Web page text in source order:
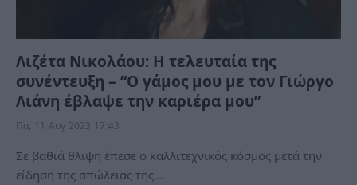
Λιζέτα Νικολάου: Η τελευταία της
συνέντευξη – “Ο γάμος μου με τον Γιώργο
Λιάνη έβλαψε την καριέρα μου”
Πα, 11 Αυγ 2023 17:43
Σε βαθιά θλιψη έπεσε ο καλλιτεχνικός κόσμος μετά την
είδηση της απώλειας της…